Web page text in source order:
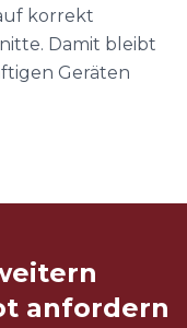
korrekt
Damit bleibt
Geräten
anfordern